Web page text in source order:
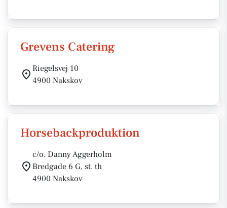
Grevens Catering
Riegelsvej 10
4900 Nakskov
Horsebackproduktion
c/o. Danny Aggerholm
Bredgade 6 G, st. th
4900 Nakskov